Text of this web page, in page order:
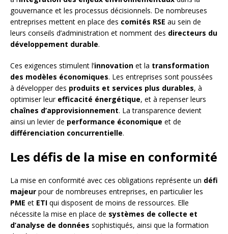
gouvernance et les processus décisionnels. De nombreuses
entreprises mettent en place des comités RSE au sein de
leurs conseils d’administration et nomment des directeurs du
développement durable.
Ces exigences stimulent l’innovation et la transformation
des modèles économiques. Les entreprises sont poussées
à développer des produits et services plus durables, à
optimiser leur efficacité énergétique, et à repenser leurs
chaînes d’approvisionnement. La transparence devient
ainsi un levier de performance économique et de
différenciation concurrentielle.
Les défis de la mise en conformité
La mise en conformité avec ces obligations représente un défi
majeur pour de nombreuses entreprises, en particulier les
PME et ETI qui disposent de moins de ressources. Elle
nécessite la mise en place de systèmes de collecte et
d’analyse de données sophistiqués, ainsi que la formation